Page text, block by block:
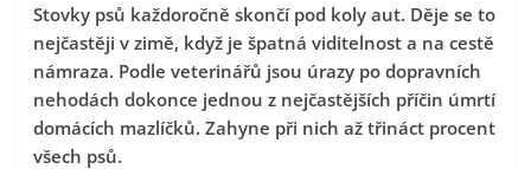
Stovky psů každoročně skončí pod koly aut. Děje se to
nejčastěji v zimě, když je špatná viditelnost a na cestě
námraza. Podle veterinářů jsou úrazy po dopravních
nehodách dokonce jednou z nejčastějších příčin úmrtí
domácích mazlíčků. Zahyne při nich až třináct procent
všech psů.